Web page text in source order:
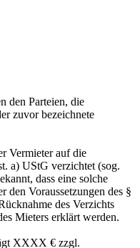
den Parteien, die
zuvor bezeichnete
Vermieter auf die
a) UStG verzichtet (sog.
dass eine solche
den Voraussetzungen des §
des Verzichts
Mieters erklärt werden.
XXXX € zzgl.